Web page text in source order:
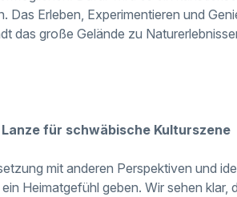
Das Erleben, Experimentieren und
das große Gelände zu
für schwäbische Kulturszene
mit anderen Perspektiven und
Heimatgefühl geben. Wir sehen klar,